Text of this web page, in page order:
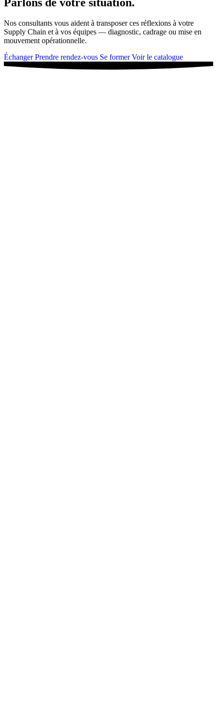
Nos consultants vous aident à transposer ces réflexions à votre
Supply Chain et à vos équipes — diagnostic, cadrage ou mise en
mouvement opérationnelle.
Échanger Prendre rendez-vous Se former Voir le catalogue